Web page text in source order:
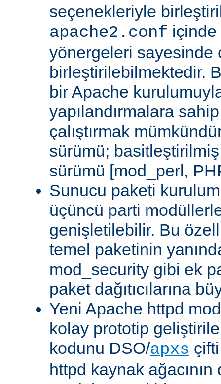
seçenekleriyle
apache2.conf içinde
yönergeleri sayesinde
birleştirilebilmektedir.
bir Apache
yapılandırmalara
çalıştırmak
sürümü;
sürümü [mod_perl,
Sunucu paketi
üçüncü parti
genişletilebilir. Bu
temel paketinin
mod_security gibi ek
paket dağıtıcılarına
Yeni Apache httpd
kolay prototip
kodunu DSO/apxs
httpd kaynak ağacının